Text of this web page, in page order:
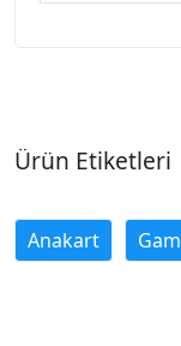
Ürün Etiketleri
Anakart